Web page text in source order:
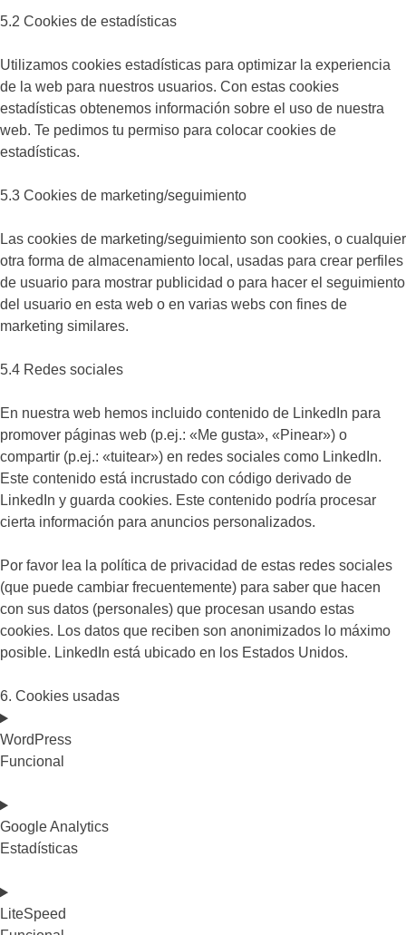
5.2 Cookies de estadísticas
Utilizamos cookies estadísticas para optimizar la experiencia
de la web para nuestros usuarios. Con estas cookies
estadísticas obtenemos información sobre el uso de nuestra
web. Te pedimos tu permiso para colocar cookies de
estadísticas.
5.3 Cookies de marketing/seguimiento
Las cookies de marketing/seguimiento son cookies, o cualquier
otra forma de almacenamiento local, usadas para crear perfiles
de usuario para mostrar publicidad o para hacer el seguimiento
del usuario en esta web o en varias webs con fines de
marketing similares.
5.4 Redes sociales
En nuestra web hemos incluido contenido de LinkedIn para
promover páginas web (p.ej.: «Me gusta», «Pinear») o
compartir (p.ej.: «tuitear») en redes sociales como LinkedIn.
Este contenido está incrustado con código derivado de
LinkedIn y guarda cookies. Este contenido podría procesar
cierta información para anuncios personalizados.
Por favor lea la política de privacidad de estas redes sociales
(que puede cambiar frecuentemente) para saber que hacen
con sus datos (personales) que procesan usando estas
cookies. Los datos que reciben son anonimizados lo máximo
posible. LinkedIn está ubicado en los Estados Unidos.
6. Cookies usadas
WordPress
Funcional
Consent
to
service
Google Analytics
Estadísticas
Consent
to
LiteSpeed